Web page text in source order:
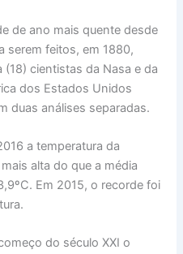
de ano mais quente desde
serem feitos, em 1880,
cientistas da Nasa e da
dos Estados Unidos
duas análises separadas.
a temperatura da
alta do que a média
Em 2015, o recorde foi
do século XXI o